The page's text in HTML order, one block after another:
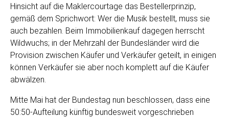
Hinsicht auf die Maklercourtage das Bestellerprinzip,
gemäß dem Sprichwort: Wer die Musik bestellt, muss sie
auch bezahlen. Beim Immobilienkauf dagegen herrscht
Wildwuchs; in der Mehrzahl der Bundesländer wird die
Provision zwischen Käufer und Verkäufer geteilt, in einigen
können Verkäufer sie aber noch komplett auf die Käufer
abwälzen.
Mitte Mai hat der Bundestag nun beschlossen, dass eine
50:50-Aufteilung künftig bundesweit vorgeschrieben